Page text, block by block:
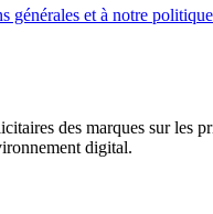
générales et à notre
des marques sur les
digital.